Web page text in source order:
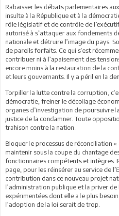
Rabaisser les débats parlementaires
insulte à la République et à la
rôle législatif et de contrôle de
autorisé à s’attaquer aux fondements
nationale et détruire l’image du pays.
de pareils forfaits. Ce qui s’est
contribuer ni à l’apaisement des
encore moins à la restauration de la
et leurs gouvernants. Il y a péril en la
Torpiller la lutte contre la corruption,
démocratie, freiner le décollage
organes d’investigation de poursuivre
justice de la condamner. Toute
trahison contre la nation.
Bloquer le processus de réconciliation
maintenir sous la coupe du chantage
fonctionnaires compétents et intègres.
page, pour les réinsérer au service de
contribution dans ce nouveau projet
l’administration publique et la priver
expérimentées dont elle a le plus
l’adoption de la loi serait de trop.